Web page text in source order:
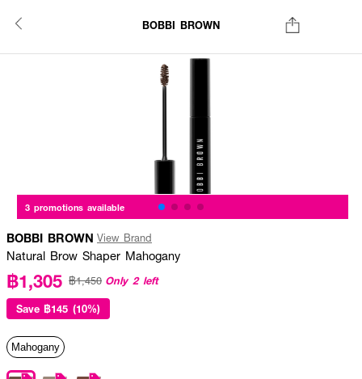
BOBBI BROWN
3 promotions available
BOBBI BROWN View Brand
Natural Brow Shaper Mahogany
฿1,305 ฿1,450 Only 2 left
Save ฿145 (10%)
Mahogany